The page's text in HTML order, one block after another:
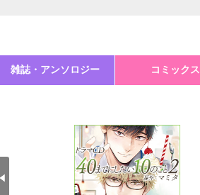
雑誌・アンソロジー コミックス